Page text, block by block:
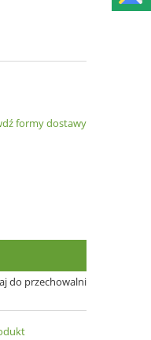
formy dostawy
do przechowalni